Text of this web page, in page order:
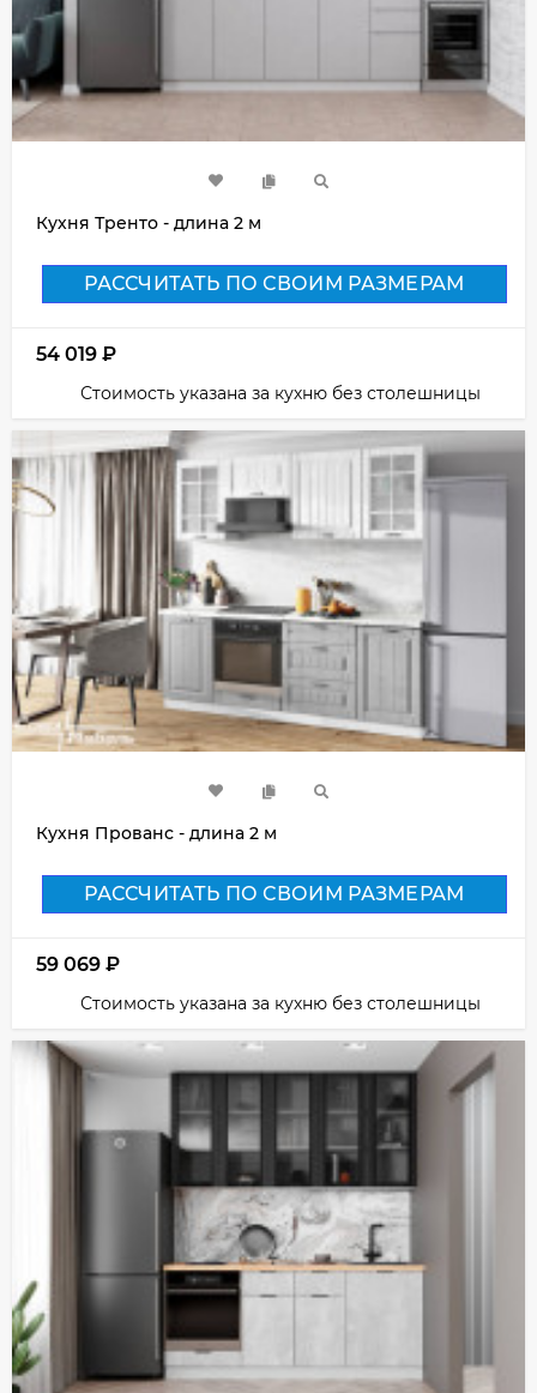
Кухня Тренто - длина 2 м
РАССЧИТАТЬ ПО СВОИМ РАЗМЕРАМ
54 019 ₽
Стоимость указана за кухню без столешницы
Кухня Прованс - длина 2 м
РАССЧИТАТЬ ПО СВОИМ РАЗМЕРАМ
59 069 ₽
Стоимость указана за кухню без столешницы